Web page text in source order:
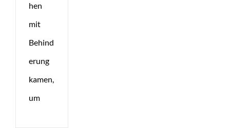
hen
mit
Behind
erung
kamen,
um